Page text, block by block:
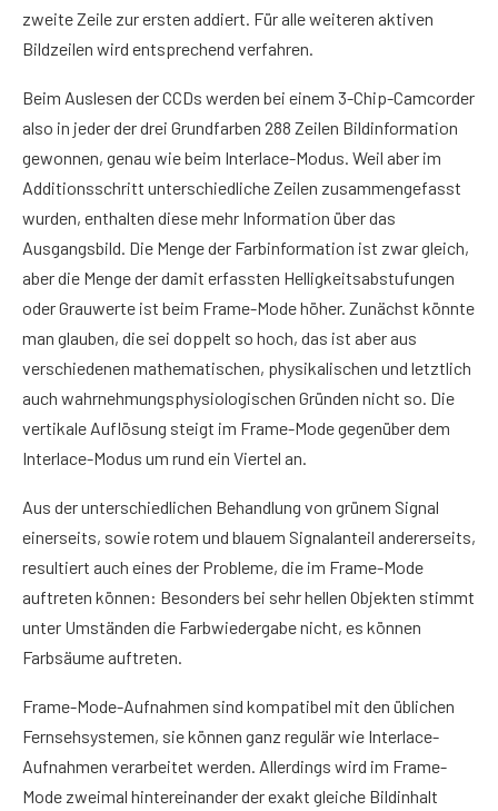
zweite Zeile zur ersten addiert. Für alle weiteren aktiven
Bildzeilen wird entsprechend verfahren.
Beim Auslesen der CCDs werden bei einem 3-Chip-Camcorder
also in jeder der drei Grundfarben 288 Zeilen Bildinformation
gewonnen, genau wie beim Interlace-Modus. Weil aber im
Additionsschritt unterschiedliche Zeilen zusammengefasst
wurden, enthalten diese mehr Information über das
Ausgangsbild. Die Menge der Farbinformation ist zwar gleich,
aber die Menge der damit erfassten Helligkeitsabstufungen
oder Grauwerte ist beim Frame-Mode höher. Zunächst könnte
man glauben, die sei doppelt so hoch, das ist aber aus
verschiedenen mathematischen, physikalischen und letztlich
auch wahrnehmungsphysiologischen Gründen nicht so. Die
vertikale Auflösung steigt im Frame-Mode gegenüber dem
Interlace-Modus um rund ein Viertel an.
Aus der unterschiedlichen Behandlung von grünem Signal
einerseits, sowie rotem und blauem Signalanteil andererseits,
resultiert auch eines der Probleme, die im Frame-Mode
auftreten können: Besonders bei sehr hellen Objekten stimmt
unter Umständen die Farbwiedergabe nicht, es können
Farbsäume auftreten.
Frame-Mode-Aufnahmen sind kompatibel mit den üblichen
Fernsehsystemen, sie können ganz regulär wie Interlace-
Aufnahmen verarbeitet werden. Allerdings wird im Frame-
Mode zweimal hintereinander der exakt gleiche Bildinhalt